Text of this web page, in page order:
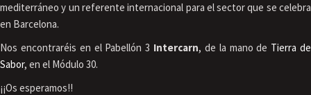
mediterráneo y un referente internacional para el sector que se celebra
en Barcelona.
Nos encontraréis en el Pabellón 3 Intercarn, de la mano de Tierra de
Sabor, en el Módulo 30.
¡¡Os esperamos!!